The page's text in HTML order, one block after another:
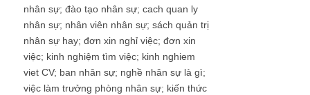
nhân sự; đào tạo nhân sự; cach quan ly
nhân sự; nhân viên nhân sự; sách quản trị
nhân sự hay; đơn xin nghỉ việc; đơn xin
việc; kinh nghiệm tìm việc; kinh nghiem
viet CV; ban nhân sự; nghề nhân sự là gì;
việc làm trưởng phòng nhân sự; kiến thức